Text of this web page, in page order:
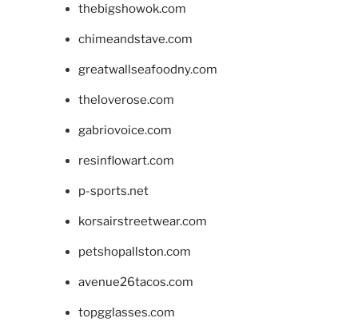
thebigshowok.com
chimeandstave.com
greatwallseafoodny.com
theloverose.com
gabriovoice.com
resinflowart.com
p-sports.net
korsairstreetwear.com
petshopallston.com
avenue26tacos.com
topgglasses.com